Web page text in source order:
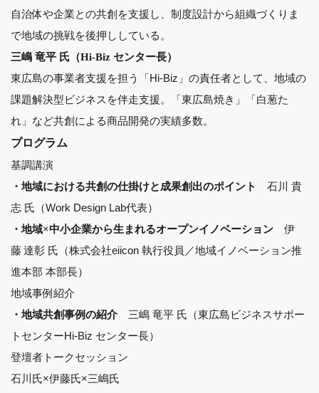
自治体や企業との共創を支援し、制度設計から組織づくりま
で地域の挑戦を後押ししている。
三嶋 竜平 氏（Hi-Biz センター長）
東広島の事業者支援を担う「Hi-Biz」の責任者として、地域の
課題解決型ビジネスを伴走支援。「東広島焼き」「白葱た
れ」など共創による商品開発の実績多数。
プログラム
基調講演
・地域における共創の仕掛けと成果創出のポイント
石川 貴
志 氏（Work Design Lab代表）
・地域×中小企業から生まれるオープンイノベーション 伊
藤 達彰 氏（株式会社eiicon 執行役員／地域イノベーション推
進本部 本部長）
地域事例紹介
・地域共創事例の紹介 三嶋 竜平 氏（東広島ビジネスサポー
トセンターHi-Biz センター長）
登壇者トークセッション
石川氏×伊藤氏×三嶋氏